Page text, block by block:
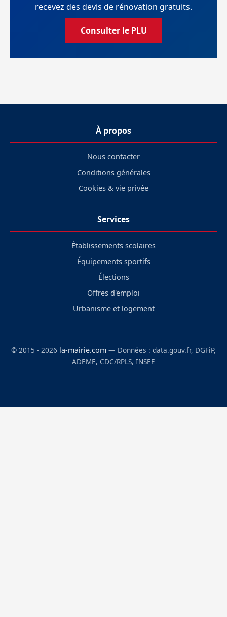
recevez des devis de rénovation gratuits.
Consulter le PLU
À propos
Nous contacter
Conditions générales
Cookies & vie privée
Services
Établissements scolaires
Équipements sportifs
Élections
Offres d'emploi
Urbanisme et logement
© 2015 - 2026 la-mairie.com — Données : data.gouv.fr, DGFiP,
ADEME, CDC/RPLS, INSEE